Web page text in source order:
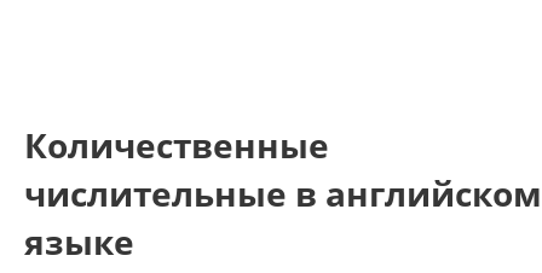
Количественные
числительные в английском
языке